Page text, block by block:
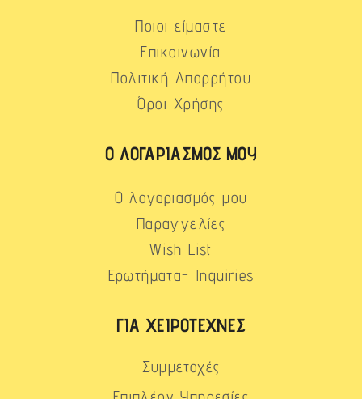
Ποιοι είμαστε
Επικοινωνία
Πολιτική Απορρήτου
Όροι Χρήσης
Ο ΛΟΓΑΡΙΑΣΜΌΣ ΜΟΥ
Ο λογαριασμός μου
Παραγγελίες
Wish List
Ερωτήματα- Inquiries
ΓΙΑ ΧΕΙΡΟΤΈΧΝΕΣ
Συμμετοχές